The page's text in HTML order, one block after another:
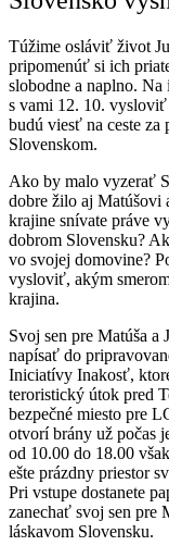
Túžime osláviť život
pripomenúť si ich
slobodne a naplno. Na
s vami 12. 10. vysloviť
budú viesť na ceste za
Slovenskom.
Ako by malo vyzerať
dobre žilo aj Matúšovi
krajine snívate práve
dobrom Slovensku?
vo svojej domovine?
vysloviť, akým
krajina.
Svoj sen pre Matúša a
napísať do
Iniciatívy Inakosť,
teroristický útok pred
bezpečné miesto pre
otvorí brány už počas
od 10.00 do 18.00
ešte prázdny priestor
Pri vstupe dostanete
zanechať svoj sen pre
láskavom Slovensku.